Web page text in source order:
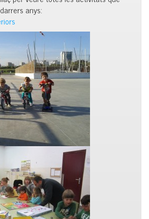
anys: